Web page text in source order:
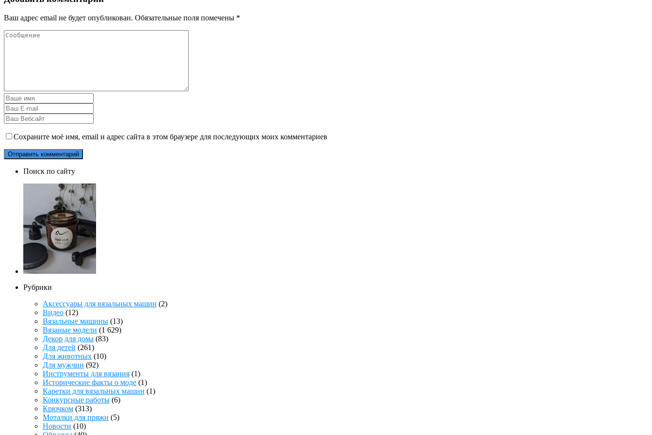
Ваш адрес email не будет опубликован. Обязательные поля помечены *
Сохраните моё имя, email и адрес сайта в этом браузере для последующих моих комментариев
Поиск по сайту
Рубрики
Аксессуары для вязальных машин (2)
Видео (12)
Вязальные машины (13)
Вязаные модели (1 629)
Декор для дома (83)
Для детей (261)
Для животных (10)
Для мужчин (92)
Инструменты для вязания (1)
Исторические факты о моде (1)
Каретки для вязальных машин (1)
Конкурсные работы (6)
Крючком (313)
Моталки для пряжи (5)
Новости (10)